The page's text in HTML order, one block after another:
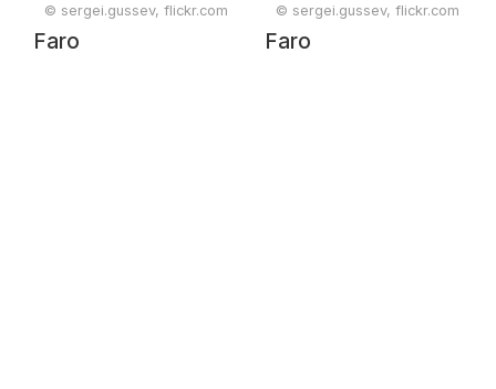
© sergei.gussev, flickr.com
Faro
© sergei.gussev, flickr.com
Faro